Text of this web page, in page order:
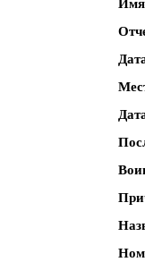
Имя